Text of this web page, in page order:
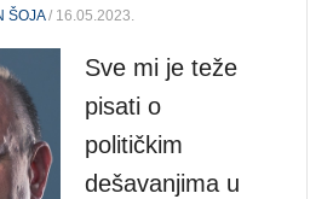
ŠOJA/ 16.05.2023.
Sve mi je teže
pisati o
političkim
dešavanjima u